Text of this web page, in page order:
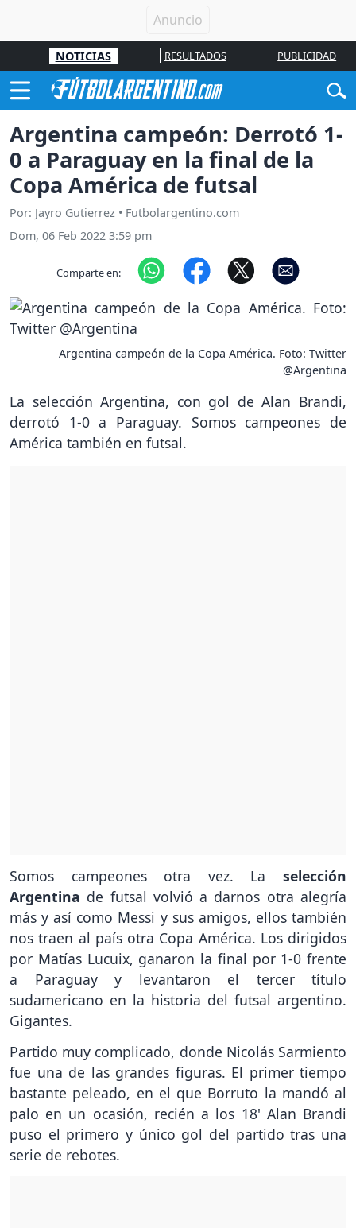
NOTICIAS RESULTADOS PUBLICIDAD
Argentina campeón: Derrotó 1-
0 a Paraguay en la final de la
Copa América de futsal
Por: Jayro Gutierrez • Futbolargentino.com
Dom, 06 Feb 2022 3:59 pm
Comparte en:
Argentina campeón de la Copa América. Foto: Twitter
@Argentina
La selección Argentina, con gol de Alan Brandi,
derrotó 1-0 a Paraguay. Somos campeones de
América también en futsal.
Somos campeones otra vez. La selección
Argentina de futsal volvió a darnos otra alegría
más y así como Messi y sus amigos, ellos también
nos traen al país otra Copa América. Los dirigidos
por Matías Lucuix, ganaron la final por 1-0 frente
a Paraguay y levantaron el tercer título
sudamericano en la historia del futsal argentino.
Gigantes.
Partido muy complicado, donde Nicolás Sarmiento
fue una de las grandes figuras. El primer tiempo
bastante peleado, en el que Borruto la mandó al
palo en un ocasión, recién a los 18' Alan Brandi
puso el primero y único gol del partido tras una
serie de rebotes.